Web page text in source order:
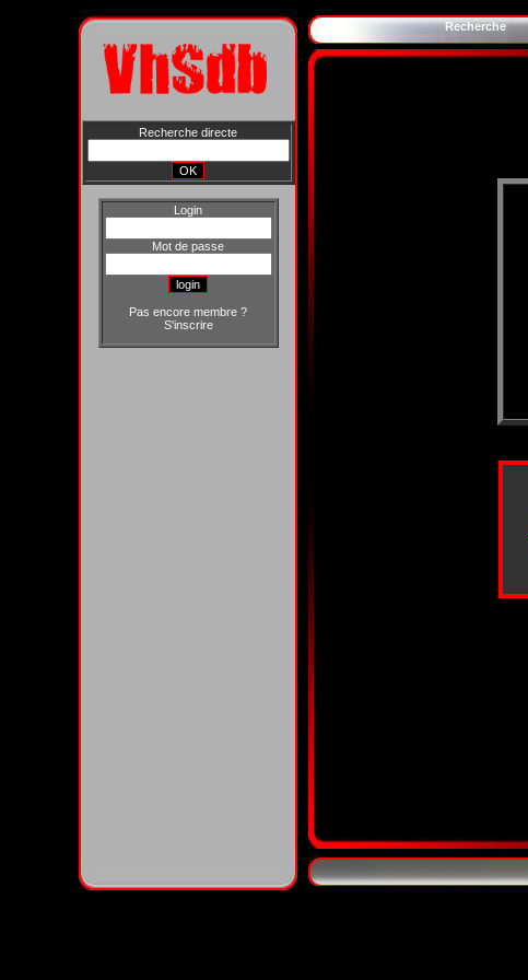
Recherche directe
Login
Mot de passe
Pas encore membre ?
S'inscrire
Recherche